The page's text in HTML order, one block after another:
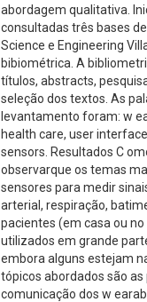
abordagem qualitativa.
consultadas três bases
Science e Engineering
bibiométrica. A
títulos, abstracts,
seleção dos textos. As
levantamento foram: w
health care, user
sensors. Resultados C
observarque os temas
sensores para medir
arterial, respiração,
pacientes (em casa ou
utilizados em grande
embora alguns estejam
tópicos abordados são
comunicação dos w